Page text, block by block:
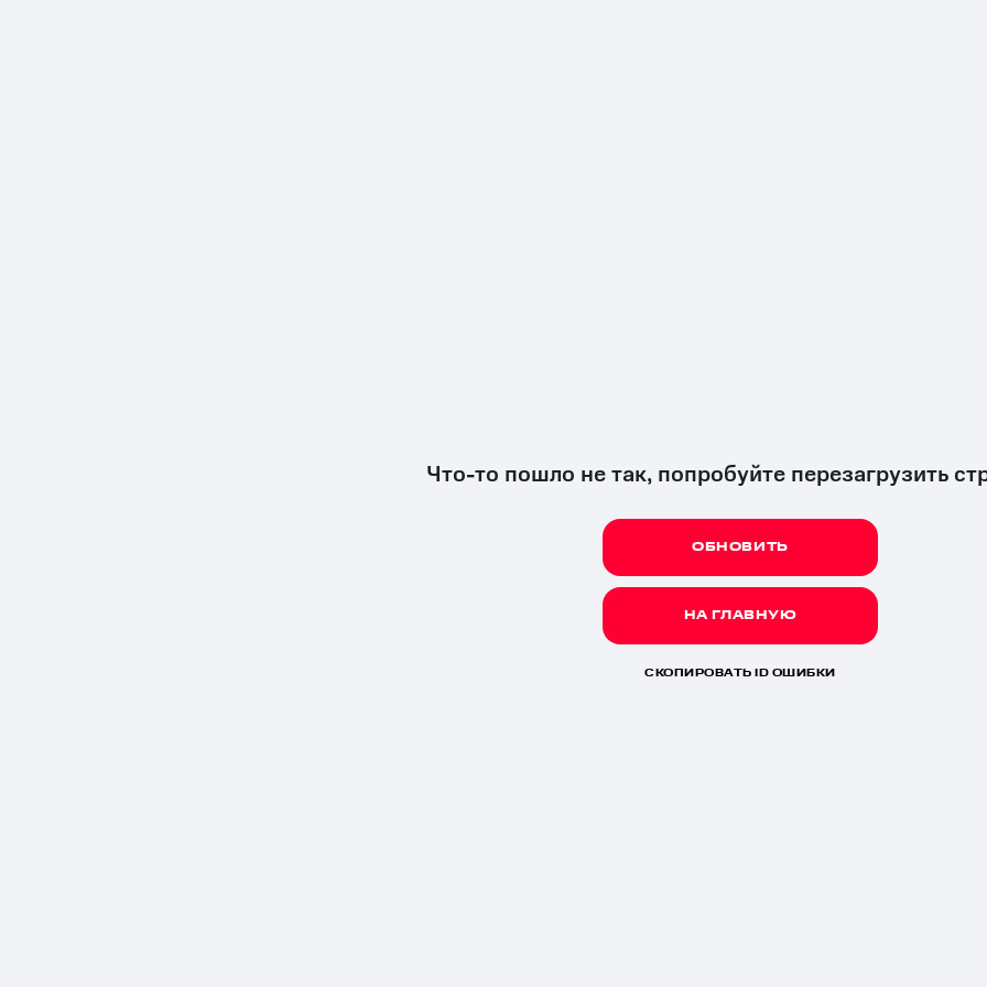
Что-то пошло не так, попробуйте перезагрузить
ОБНОВИТЬ
НА ГЛАВНУЮ
СКОПИРОВАТЬ ID ОШИБКИ